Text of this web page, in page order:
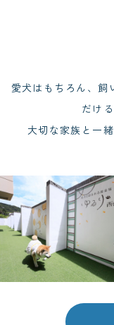
愛犬はもちろん、飼
だけ
大切な家族と一